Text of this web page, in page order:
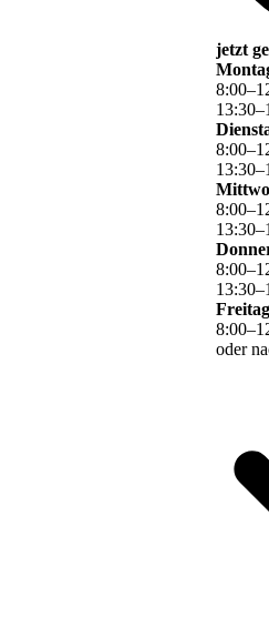
jetzt
8:00–
13:30–
8:00–
13:30–
8:00–
13:30–
8:00–
13:30–
Freitag
8:00–
oder